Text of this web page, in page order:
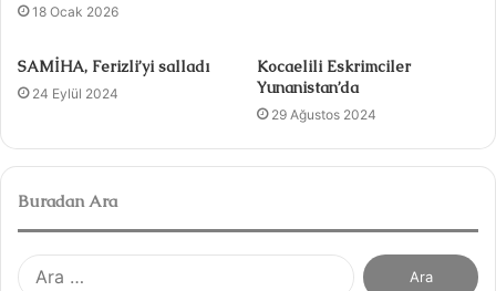
18 Ocak 2026
SAMİHA, Ferizli’yi salladı
24 Eylül 2024
Kocaelili Eskrimciler
Yunanistan’da
29 Ağustos 2024
Buradan Ara